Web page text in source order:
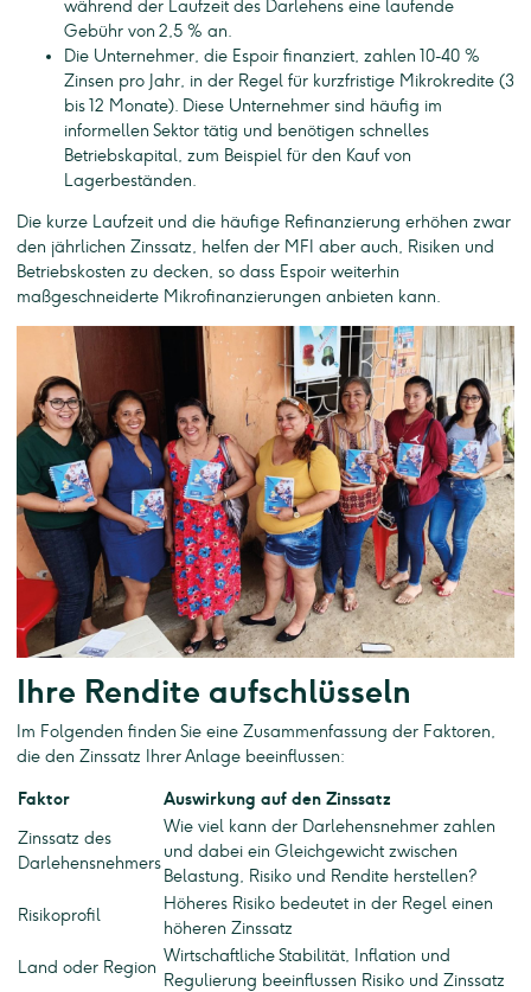
während der Laufzeit des Darlehens eine laufende
Gebühr von 2,5 % an.
Die Unternehmer, die Espoir finanziert, zahlen 10-40 %
Zinsen pro Jahr, in der Regel für kurzfristige Mikrokredite (3
bis 12 Monate). Diese Unternehmer sind häufig im
informellen Sektor tätig und benötigen schnelles
Betriebskapital, zum Beispiel für den Kauf von
Lagerbeständen.
Die kurze Laufzeit und die häufige Refinanzierung erhöhen zwar
den jährlichen Zinssatz, helfen der MFI aber auch, Risiken und
Betriebskosten zu decken, so dass Espoir weiterhin
maßgeschneiderte Mikrofinanzierungen anbieten kann.
Ihre Rendite aufschlüsseln
Im Folgenden finden Sie eine Zusammenfassung der Faktoren,
die den Zinssatz Ihrer Anlage beeinflussen:
Faktor
Auswirkung auf den Zinssatz
Zinssatz des
Darlehensnehmers
Wie viel kann der Darlehensnehmer zahlen
und dabei ein Gleichgewicht zwischen
Belastung, Risiko und Rendite herstellen?
Risikoprofil
Höheres Risiko bedeutet in der Regel einen
höheren Zinssatz
Land oder Region
Wirtschaftliche Stabilität, Inflation und
Regulierung beeinflussen Risiko und Zinssatz